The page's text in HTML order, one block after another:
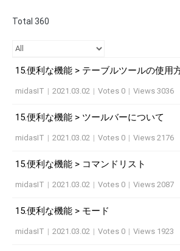
Total 360
15.便利な機能 > テーブルツールの使用
midasIT | 2021.03.02 | Votes 0 | Views 3036
15.便利な機能 > ツールバーについて
midasIT | 2021.03.02 | Votes 0 | Views 2176
15.便利な機能 > コマンドリスト
midasIT | 2021.03.02 | Votes 0 | Views 2087
15.便利な機能 > モード
midasIT | 2021.03.02 | Votes 0 | Views 1923